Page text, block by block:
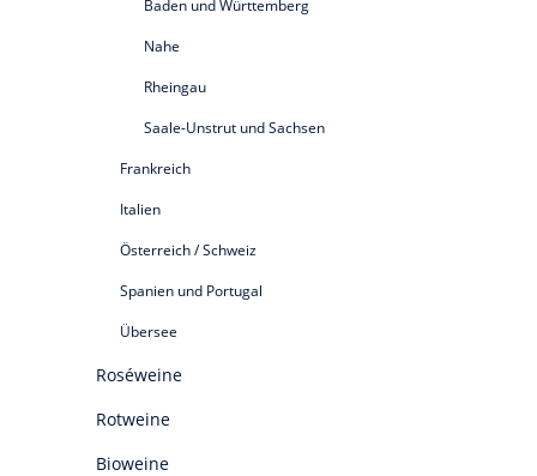
Baden und Württemberg
Nahe
Rheingau
Saale-Unstrut und Sachsen
Frankreich
Italien
Österreich / Schweiz
Spanien und Portugal
Übersee
Roséweine
Rotweine
Bioweine